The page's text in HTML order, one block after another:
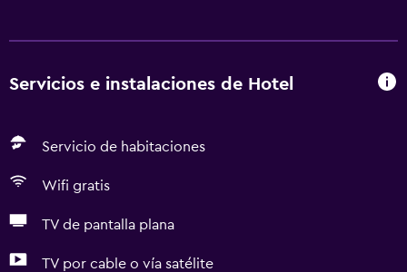
Servicios e instalaciones de Hotel
Servicio de habitaciones
Wifi gratis
TV de pantalla plana
TV por cable o vía satélite